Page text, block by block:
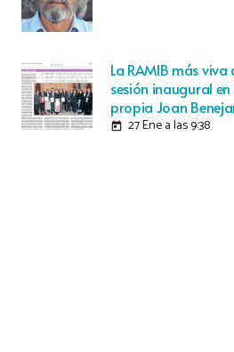
La RAMIB más
sesión inaugural
propia Joan
today 27 Ene a las 9:38